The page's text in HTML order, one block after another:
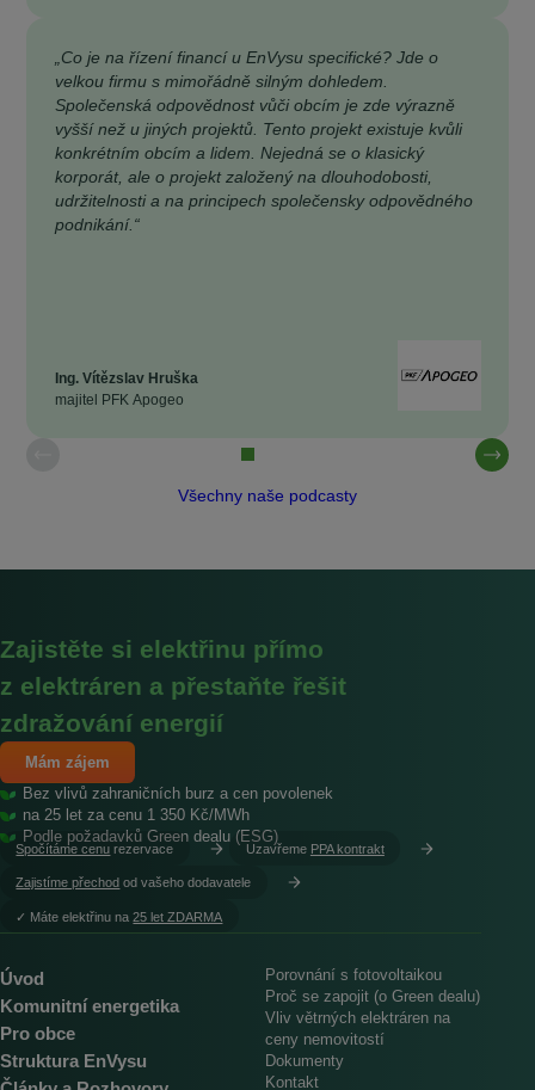
„Co je na řízení financí u EnVysu specifické? Jde o
velkou firmu s mimořádně silným dohledem.
Společenská odpovědnost vůči obcím je zde výrazně
vyšší než u jiných projektů. Tento projekt existuje kvůli
konkrétním obcím a lidem. Nejedná se o klasický
korporát, ale o projekt založený na dlouhodobosti,
udržitelnosti a na principech společensky odpovědného
podnikání.“
Ing. Vítězslav Hruška
majitel PFK Apogeo
Všechny naše podcasty
Zajistěte si elektřinu přímo
z elektráren a přestaňte řešit
zdražování energií
Mám zájem
Bez vlivů zahraničních burz a cen povolenek
na 25 let za cenu 1 350 Kč/MWh
Podle požadavků Green dealu (ESG)
Spočítáme cenu rezervace Uzavřeme PPA kontrakt
Zajistíme přechod od vašeho dodavatele
︎✓ Máte elektřinu na25 let ZDARMA
Úvod
Komunitní energetika
Pro obce
Struktura EnVysu
Porovnání s fotovoltaikou
Proč se zapojit (o Green dealu)
Vliv větrných elektráren na
ceny nemovitostí
Dokumenty
Kontakt